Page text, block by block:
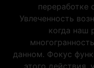
Увлеченность
когда наш
данном. Фокус
этого действия,